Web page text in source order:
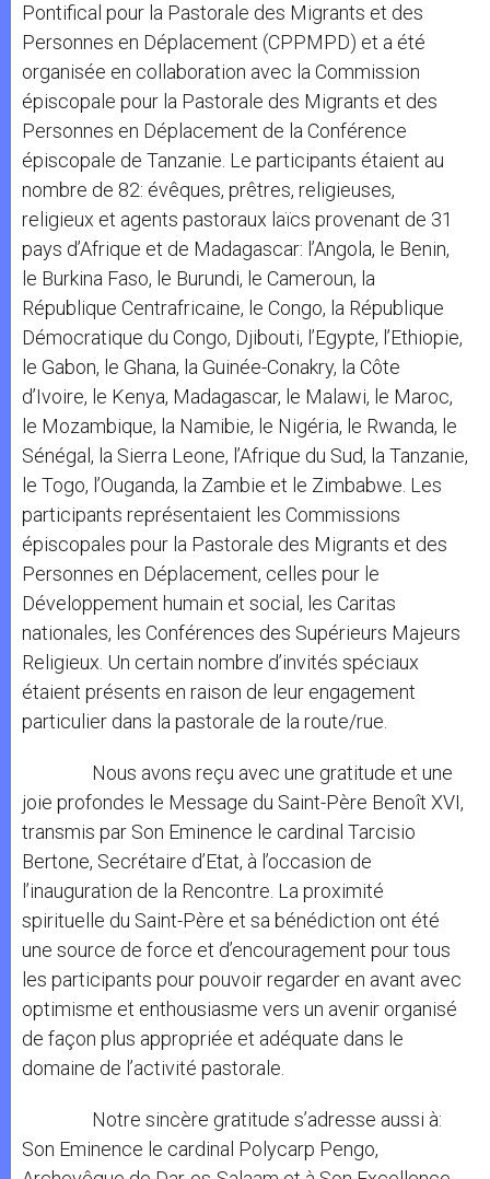
Pontifical pour la Pastorale des Migrants et des
Personnes en Déplacement (CPPMPD) et a été
organisée en collaboration avec la Commission
épiscopale pour la Pastorale des Migrants et des
Personnes en Déplacement de la Conférence
épiscopale de Tanzanie. Le participants étaient au
nombre de 82: évêques, prêtres, religieuses,
religieux et agents pastoraux laïcs provenant de 31
pays d’Afrique et de Madagascar: l’Angola, le Benin,
le Burkina Faso, le Burundi, le Cameroun, la
République Centrafricaine, le Congo, la République
Démocratique du Congo, Djibouti, l’Egypte, l’Ethiopie,
le Gabon, le Ghana, la Guinée-Conakry, la Côte
d’Ivoire, le Kenya, Madagascar, le Malawi, le Maroc,
le Mozambique, la Namibie, le Nigéria, le Rwanda, le
Sénégal, la Sierra Leone, l’Afrique du Sud, la Tanzanie,
le Togo, l’Ouganda, la Zambie et le Zimbabwe. Les
participants représentaient les Commissions
épiscopales pour la Pastorale des Migrants et des
Personnes en Déplacement, celles pour le
Développement humain et social, les Caritas
nationales, les Conférences des Supérieurs Majeurs
Religieux. Un certain nombre d’invités spéciaux
étaient présents en raison de leur engagement
particulier dans la pastorale de la route/rue.
Nous avons reçu avec une gratitude et une
joie profondes le Message du Saint-Père Benoît XVI,
transmis par Son Eminence le cardinal Tarcisio
Bertone, Secrétaire d’Etat, à l’occasion de
l’inauguration de la Rencontre. La proximité
spirituelle du Saint-Père et sa bénédiction ont été
une source de force et d’encouragement pour tous
les participants pour pouvoir regarder en avant avec
optimisme et enthousiasme vers un avenir organisé
de façon plus appropriée et adéquate dans le
domaine de l’activité pastorale.
Notre sincère gratitude s’adresse aussi à:
Son Eminence le cardinal Polycarp Pengo,